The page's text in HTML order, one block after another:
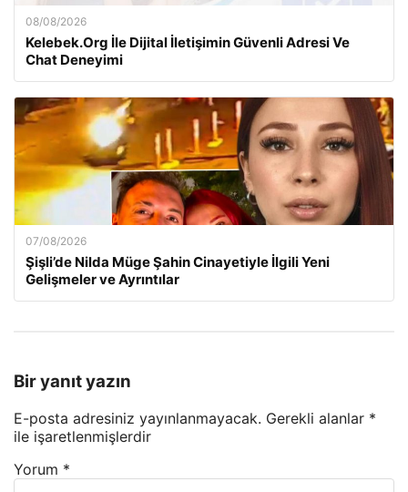
08/08/2026
Kelebek.Org İle Dijital İletişimin Güvenli Adresi Ve
Chat Deneyimi
07/08/2026
Şişli’de Nilda Müge Şahin Cinayetiyle İlgili Yeni
Gelişmeler ve Ayrıntılar
Bir yanıt yazın
E-posta adresiniz yayınlanmayacak. Gerekli alanlar *
ile işaretlenmişlerdir
Yorum *